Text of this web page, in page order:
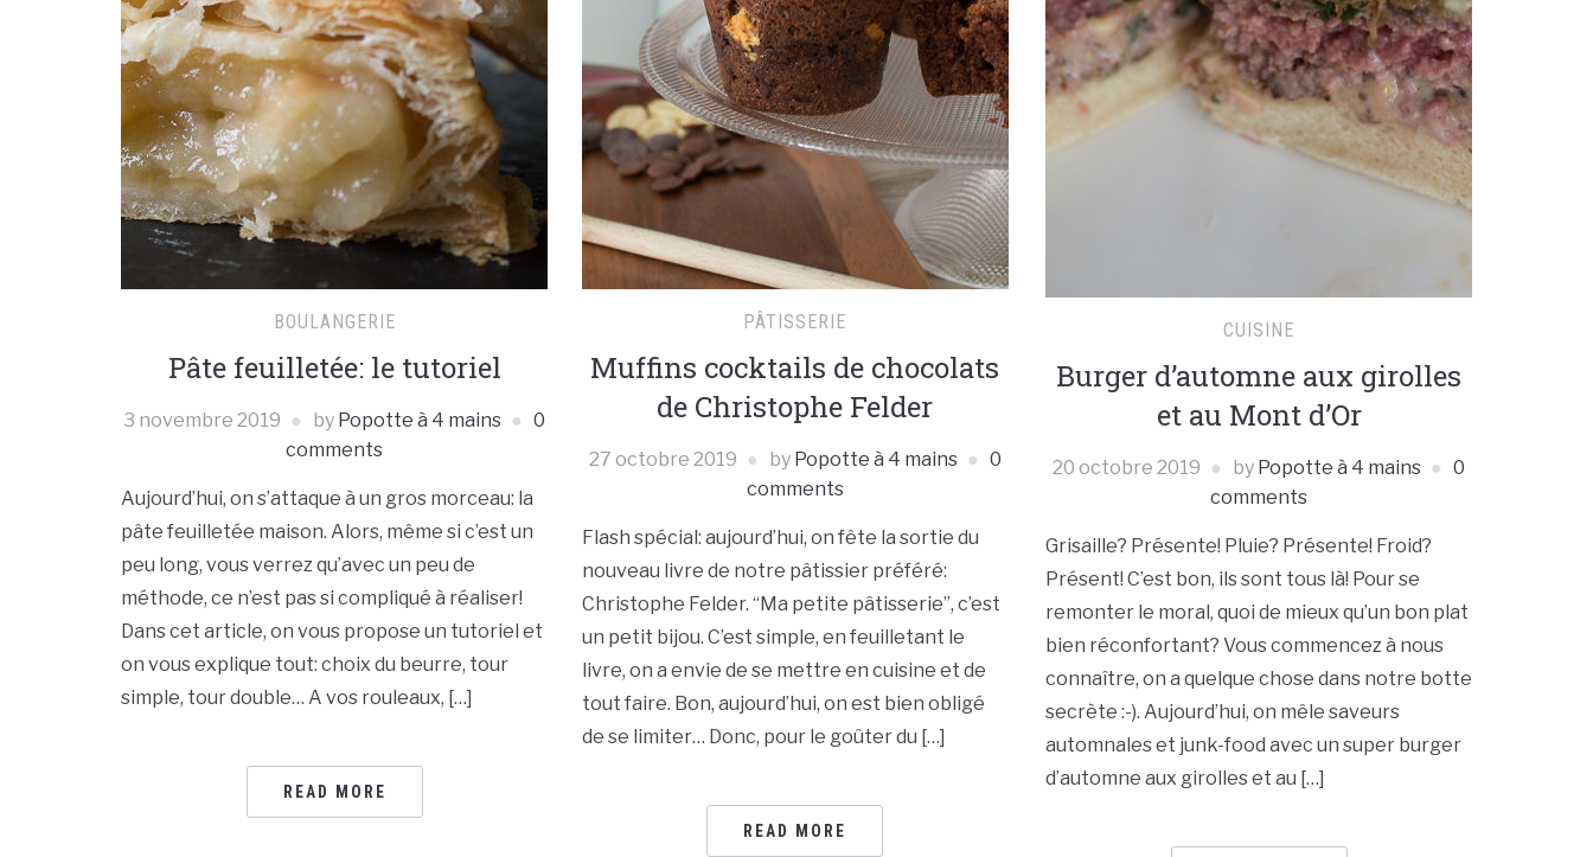
BOULANGERIE
Pâte feuilletée: le tutoriel
3 novembre 2019 by Popotte à 4 mains
0
comments
Aujourd’hui, on s’attaque à un gros morceau: la
pâte feuilletée maison. Alors, même si c’est un
peu long, vous verrez qu’avec un peu de
méthode, ce n’est pas si compliqué à réaliser!
Dans cet article, on vous propose un tutoriel et
on vous explique tout: choix du beurre, tour
simple, tour double… A vos rouleaux, […]
READ MORE
PÂTISSERIE
Muffins cocktails de chocolats
de Christophe Felder
27 octobre 2019 by Popotte à 4 mains
0
comments
Flash spécial: aujourd’hui, on fête la sortie du
nouveau livre de notre pâtissier préféré:
Christophe Felder. “Ma petite pâtisserie”, c’est
un petit bijou. C’est simple, en feuilletant le
livre, on a envie de se mettre en cuisine et de
tout faire. Bon, aujourd’hui, on est bien obligé
de se limiter… Donc, pour le goûter du […]
READ MORE
CUISINE
Burger d’automne aux girolles
et au Mont d’Or
20 octobre 2019 by Popotte à 4 mains
0
comments
Grisaille? Présente! Pluie? Présente! Froid?
Présent! C’est bon, ils sont tous là! Pour se
remonter le moral, quoi de mieux qu’un bon plat
bien réconfortant? Vous commencez à nous
connaître, on a quelque chose dans notre botte
secrète :-). Aujourd’hui, on mêle saveurs
automnales et junk-food avec un super burger
d’automne aux girolles et au […]